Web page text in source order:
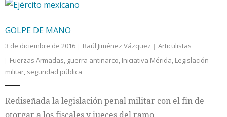
GOLPE DE MANO
3 de diciembre de 2016 Raúl Jiménez Vázquez
Articulistas
Fuerzas Armadas, guerra antinarco, Iniciativa Mérida, Legislación
militar, seguridad pública
Rediseñada la legislación penal militar con el fin de